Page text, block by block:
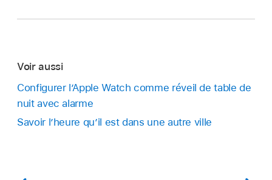
Voir aussi
Configurer l’Apple Watch comme réveil de table de
nuit avec alarme
Savoir l’heure qu’il est dans une autre ville